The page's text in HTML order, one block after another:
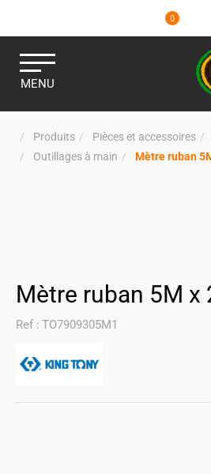
0
MENU
Produits Pièces et accessoires
Outillages à main
Mètre ruban
Mètre ruban 5M x
Ref : TO7909305M1